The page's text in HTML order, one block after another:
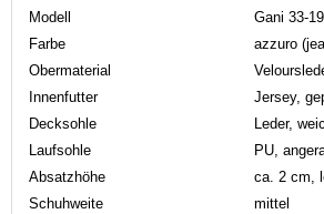
Modell
Gani 33-
Farbe
azzuro
Obermaterial
Innenfutter
Jersey,
Decksohle
Leder,
Laufsohle
PU,
Absatzhöhe
ca. 2 cm,
Schuhweite
mittel